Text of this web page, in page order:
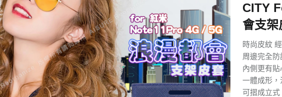
CITY
會支架
時尚皮紋
周邊完全
內側更有
一體成形
可摺成立式